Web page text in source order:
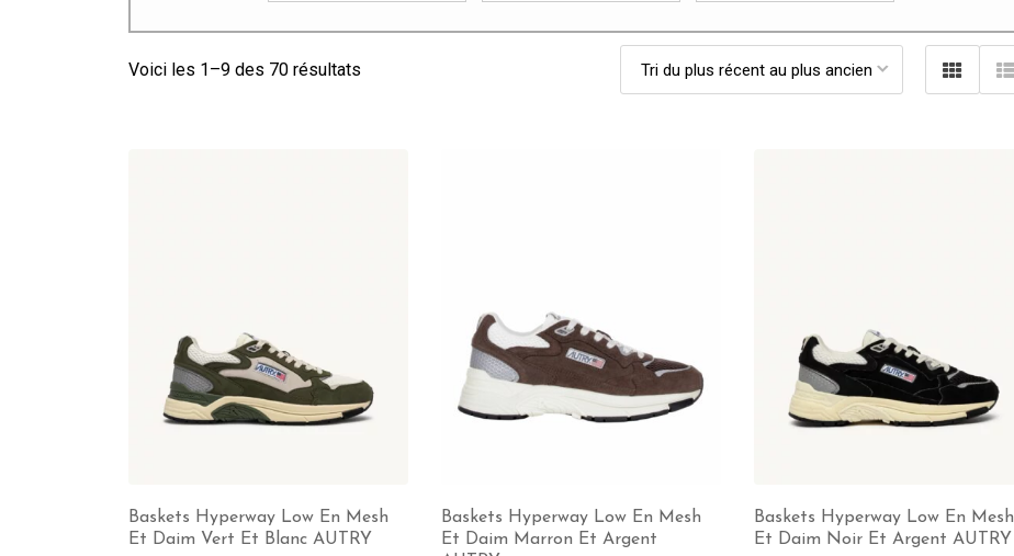
Voici les 1–9 des 70 résultats
Baskets Hyperway Low En Mesh
Et Daim Vert Et Blanc AUTRY
Baskets Hyperway Low En Mesh
Et Daim Marron Et Argent
Baskets Hyperway Low En Mesh
Et Daim Noir Et Argent AUTRY